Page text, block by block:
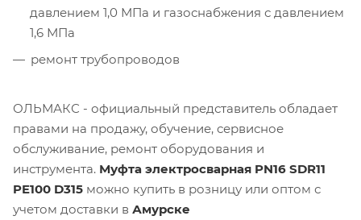
давлением 1,0 МПа и газоснабжения с давлением
1,6 МПа
ремонт трубопроводов
ОЛЬМАКС - официальный представитель обладает
правами на продажу, обучение, сервисное
обслуживание, ремонт оборудования и
инструмента. Муфта электросварная PN16 SDR11
PE100 D315 можно купить в розницу или оптом с
учетом доставки в Амурске